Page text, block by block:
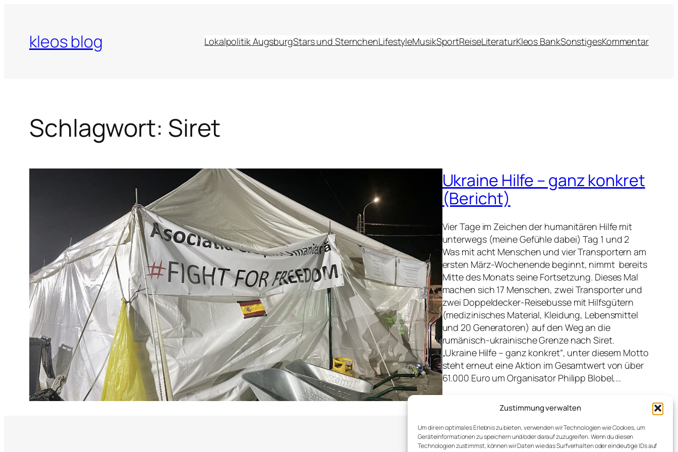
Zustimmung verwalten
Um dir ein optimales Erlebnis zu bieten, verwenden wir Technologien wie Cookies, um
Geräteinformationen zu speichern und/oder darauf zuzugreifen. Wenn du diesen
Technologien zustimmst, können wir Daten wie das Surfverhalten oder eindeutige IDs auf
springenkleos blog Lokalpolitik AugsburgStars und SternchenLifestyleMusikSportReiseLiteraturKleos BankSonstigesKommentar
Schlagwort: Siret
Ukraine Hilfe – ganz konkret
(Bericht)
Vier Tage im Zeichen der humanitären Hilfe mit
unterwegs (meine Gefühle dabei) Tag 1 und 2
Was mit acht Menschen und vier Transportern am
ersten März-Wochenende beginnt, nimmt bereits
Mitte des Monats seine Fortsetzung. Dieses Mal
machen sich 17 Menschen, zwei Transporter und
zwei Doppeldecker-Reisebusse mit Hilfsgütern
(medizinisches Material, Kleidung, Lebensmittel
und 20 Generatoren) auf den Weg an die
rumänisch-ukrainische Grenze nach Siret.
„Ukraine Hilfe – ganz konkret“, unter diesem Motto
steht erneut eine Aktion im Gesamtwert von über
61.000 Euro um Organisator Philipp Blobel,…